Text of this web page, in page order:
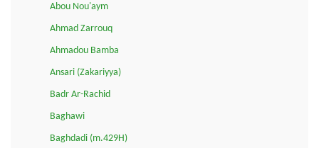
Abou Nou'aym
Ahmad Zarrouq
Ahmadou Bamba
Ansari (Zakariyya)
Badr Ar-Rachid
Baghawi
Baghdadi (m.429H)